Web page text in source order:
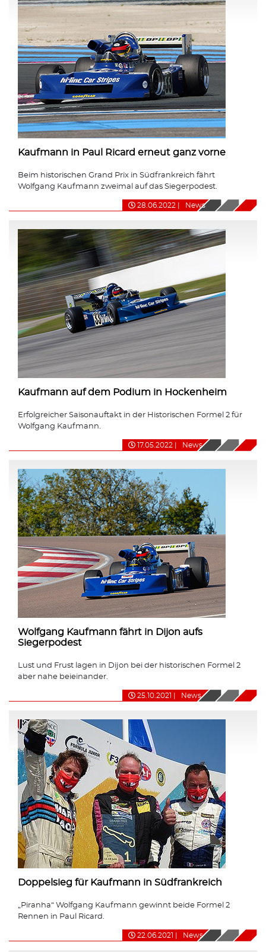
Kaufmann in Paul Ricard erneut ganz vorne
Beim historischen Grand Prix in Südfrankreich fährt
Wolfgang Kaufmann zweimal auf das Siegerpodest.
28.06.2022 News
Kaufmann auf dem Podium in Hockenheim
Erfolgreicher Saisonauftakt in der Historischen Formel 2 für
Wolfgang Kaufmann.
17.05.2022 News
Wolfgang Kaufmann fährt in Dijon aufs
Siegerpodest
Lust und Frust lagen in Dijon bei der historischen Formel 2
aber nahe beieinander.
25.10.2021 News
Doppelsieg für Kaufmann in Südfrankreich
„Piranha“ Wolfgang Kaufmann gewinnt beide Formel 2
Rennen in Paul Ricard.
22.06.2021 News